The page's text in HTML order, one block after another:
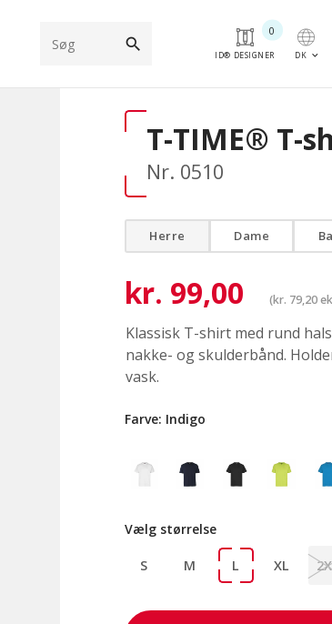
ID® DESIGNER
0
DK keyboard_arrow_down
search
T-TIME® T-
Nr. 0510
Herre Dame
kr. 99,00 (kr. 79,20
Klassisk T-shirt med rund
nakke- og skulderbånd.
vask.
Farve: Indigo
Vælg størrelse
S M L XL